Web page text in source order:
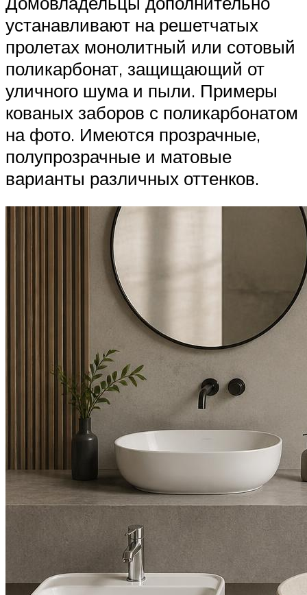
устанавливают на решетчатых
пролетах монолитный или сотовый
поликарбонат, защищающий от
уличного шума и пыли. Примеры
кованых заборов с поликарбонатом
на фото. Имеются прозрачные,
полупрозрачные и матовые
варианты различных оттенков.